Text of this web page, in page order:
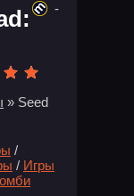
» Seed
/
/ Игры
-